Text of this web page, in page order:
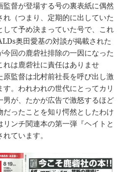
監督が登場する号の裏表紙に偶然
れ（つまり、定期的に出していた
して予め決まっていた号で、これ
奥田愛基の対談が掲載された
今回の鹿砦社排除の一因になった
れは鹿砦社に責任はありませ
原監督は北村前社長を呼び出し激
す。われわれの世代にとってカリ
男が、たかが広告で激怒するほど
だったことを知り愕然としたわけ
ンチ関連本の第一弾『ヘイトと
ています。